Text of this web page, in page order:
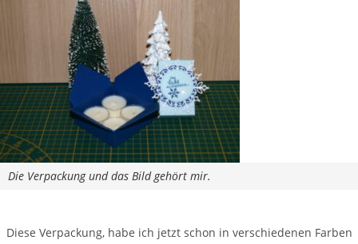
Die Verpackung und das Bild gehört mir.
Diese Verpackung, habe ich jetzt schon in verschiedenen Farben